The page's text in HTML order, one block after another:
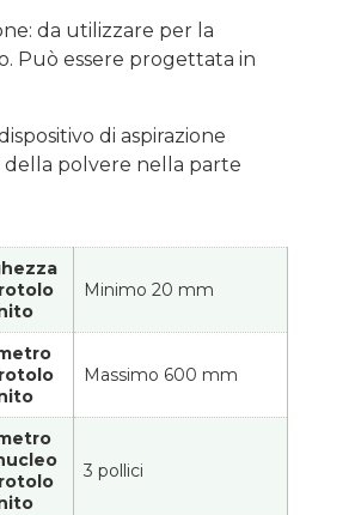
da utilizzare per la
Può essere progettata in
di aspirazione
della polvere nella parte
Minimo 20 mm
Massimo 600 mm
3 pollici